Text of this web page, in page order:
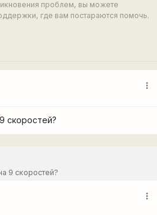
проблем, вы можете
где вам постараются помочь.
more_vert
скоростей?
9 скоростей?
more_vert